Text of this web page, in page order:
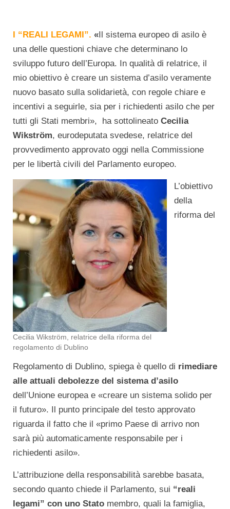
I “REALI LEGAMI”. «Il sistema europeo di asilo è
una delle questioni chiave che determinano lo
sviluppo futuro dell’Europa. In qualità di relatrice, il
mio obiettivo è creare un sistema d’asilo veramente
nuovo basato sulla solidarietà, con regole chiare e
incentivi a seguirle, sia per i richiedenti asilo che per
tutti gli Stati membri», ha sottolineato Cecilia
Wikström, eurodeputata svedese, relatrice del
provvedimento approvato oggi nella Commissione
per le libertà civili del Parlamento europeo.
Cecilia Wikström, relatrice della riforma del
regolamento di Dublino
L’obiettivo
della
riforma del
Regolamento di Dublino, spiega è quello di rimediare
alle attuali debolezze del sistema d’asilo
dell’Unione europea e «creare un sistema solido per
il futuro». Il punto principale del testo approvato
riguarda il fatto che il «primo Paese di arrivo non
sarà più automaticamente responsabile per i
richiedenti asilo».
L’attribuzione della responsabilità sarebbe basata,
secondo quanto chiede il Parlamento, sui “reali
legami” con uno Stato membro, quali la famiglia,